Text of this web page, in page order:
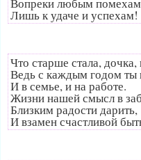
Лишь к удаче и успехам!
Что старше стала,
Ведь с каждым годом ты
И в семье, и на работе.
Жизни нашей смысл в
Близким радости дарить,
И взамен счастливой